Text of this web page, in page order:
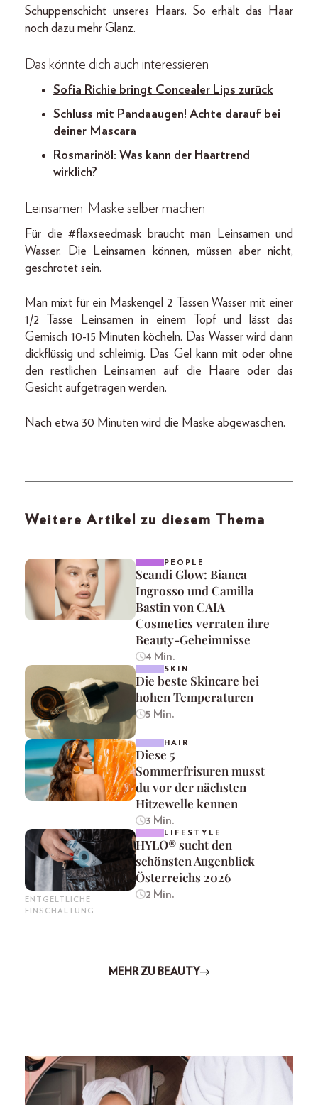
Schuppenschicht unseres Haars. So erhält das Haar
noch dazu mehr Glanz.
Das könnte dich auch interessieren
Sofia Richie bringt Concealer Lips zurück
Schluss mit Pandaaugen! Achte darauf bei
deiner Mascara
Rosmarinöl: Was kann der Haartrend
wirklich?
Leinsamen-Maske selber machen
Für die #flaxseedmask braucht man Leinsamen und
Wasser. Die Leinsamen können, müssen aber nicht,
geschrotet sein.
Man mixt für ein Maskengel 2 Tassen Wasser mit einer
1/2 Tasse Leinsamen in einem Topf und lässt das
Gemisch 10-15 Minuten köcheln. Das Wasser wird dann
dickflüssig und schleimig. Das Gel kann mit oder ohne
den restlichen Leinsamen auf die Haare oder das
Gesicht aufgetragen werden.
Nach etwa 30 Minuten wird die Maske abgewaschen.
Weitere Artikel zu diesem Thema
PEOPLE
Scandi Glow: Bianca
Ingrosso und Camilla
Bastin von CAIA
Cosmetics verraten ihre
Beauty-Geheimnisse
4 Min.
SKIN
Die beste Skincare bei
hohen Temperaturen
5 Min.
HAIR
Diese 5
Sommerfrisuren musst
du vor der nächsten
Hitzewelle kennen
3 Min.
ENTGELTLICHE
EINSCHALTUNG
LIFESTYLE
HYLO® sucht den
schönsten Augenblick
Österreichs 2026
2 Min.
MEHR ZU BEAUTY